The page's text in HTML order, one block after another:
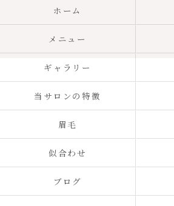
ホーム
メニュー
ギャラリー
当サロンの特徴
眉毛
似合わせ
ブログ